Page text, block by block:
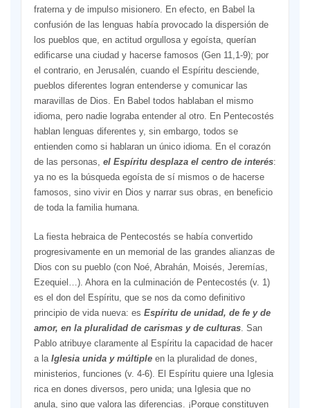
fraterna y de impulso misionero. En efecto, en Babel la
confusión de las lenguas había provocado la dispersión de
los pueblos que, en actitud orgullosa y egoísta, querían
edificarse una ciudad y hacerse famosos (Gen 11,1-9); por
el contrario, en Jerusalén, cuando el Espíritu desciende,
pueblos diferentes logran entenderse y comunicar las
maravillas de Dios. En Babel todos hablaban el mismo
idioma, pero nadie lograba entender al otro. En Pentecostés
hablan lenguas diferentes y, sin embargo, todos se
entienden como si hablaran un único idioma. En el corazón
de las personas, el Espíritu desplaza el centro de interés:
ya no es la búsqueda egoísta de sí mismos o de hacerse
famosos, sino vivir en Dios y narrar sus obras, en beneficio
de toda la familia humana.
La fiesta hebraica de Pentecostés se había convertido
progresivamente en un memorial de las grandes alianzas de
Dios con su pueblo (con Noé, Abrahán, Moisés, Jeremías,
Ezequiel…). Ahora en la culminación de Pentecostés (v. 1)
es el don del Espíritu, que se nos da como definitivo
principio de vida nueva: es Espíritu de unidad, de fe y de
amor, en la pluralidad de carismas y de culturas. San
Pablo atribuye claramente al Espíritu la capacidad de hacer
a la Iglesia unida y múltipleen la pluralidad de dones,
ministerios, funciones (v. 4-6). El Espíritu quiere una Iglesia
rica en dones diversos, pero unida; una Iglesia que no
anula, sino que valora las diferencias. ¡Porque constituyen